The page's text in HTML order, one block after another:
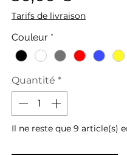
Tarifs de livraison
Couleur *
Quantité *
Il ne reste que 9 article(s)